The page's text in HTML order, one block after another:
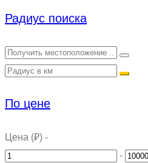
Радиус поиска
По цене
Цена (₽) -
-